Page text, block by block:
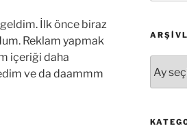
İlk önce biraz
Reklam yapmak
içeriği daha
ve da daammm